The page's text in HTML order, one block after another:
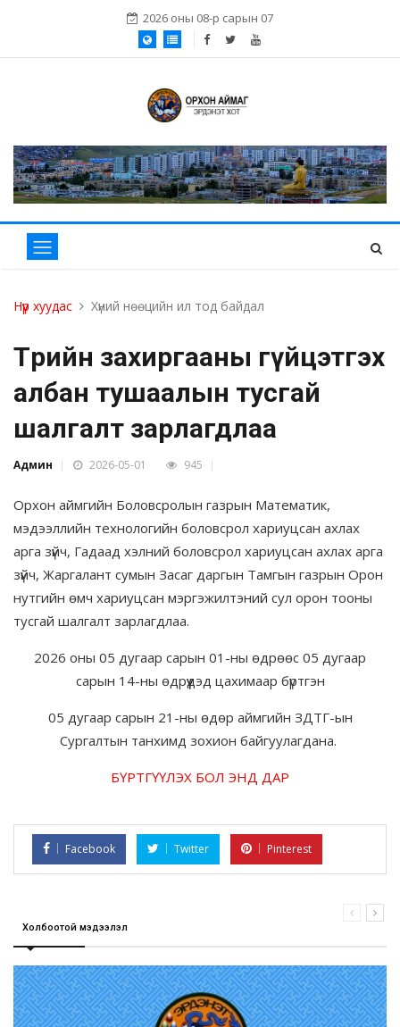
2026 оны 08-р сарын 07
Нүүр хуудас Хүний нөөцийн ил тод байдал
Төрийн захиргааны гүйцэтгэх
албан тушаалын тусгай
шалгалт зарлагдлаа
Админ 2026-05-01 945
Орхон аймгийн Боловсролын газрын Математик,
мэдээллийн технологийн боловсрол хариуцсан ахлах
арга зүйч, Гадаад хэлний боловсрол хариуцсан ахлах арга
зүйч, Жаргалант сумын Засаг даргын Тамгын газрын Орон
нутгийн өмч хариуцсан мэргэжилтэний сул орон тооны
тусгай шалгалт зарлагдлаа.
2026 оны 05 дугаар сарын 01-ны өдрөөс 05 дугаар
сарын 14-ны өдрүүдэд цахимаар бүртгэн
05 дугаар сарын 21-ны өдөр аймгийн ЗДТГ-ын
Сургалтын танхимд зохион байгуулагдана.
БҮРТГҮҮЛЭХ БОЛ ЭНД ДАР
Facebook Twitter Pinterest
Холбоотой мэдээлэл